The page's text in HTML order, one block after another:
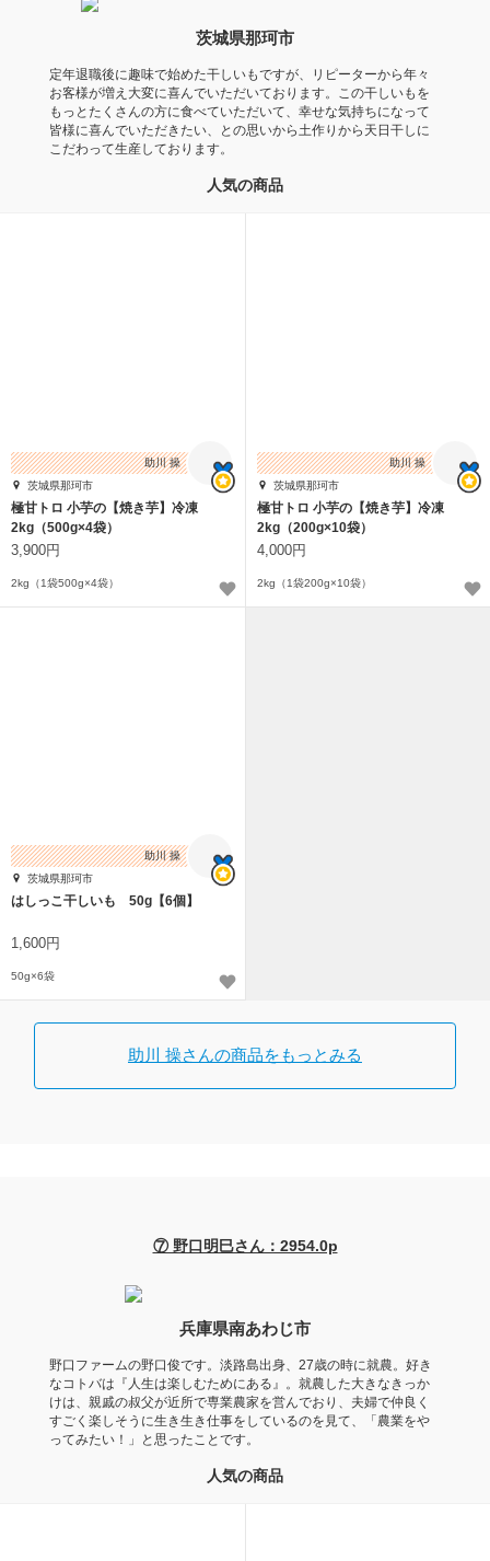
茨城県那珂市
定年退職後に趣味で始めた干しいもですが、リピーターから年々
お客様が増え大変に喜んでいただいております。この干しいもを
もっとたくさんの方に食べていただいて、幸せな気持ちになって
皆様に喜んでいただきたい、との思いから土作りから天日干しに
こだわって生産しております。
人気の商品
助川 操
茨城県那珂市
極甘トロ 小芋の【焼き芋】冷凍
2kg（500g×4袋）
3,900円
2kg（1袋500g×4袋）
助川 操
茨城県那珂市
極甘トロ 小芋の【焼き芋】冷凍
2kg（200g×10袋）
4,000円
2kg（1袋200g×10袋）
助川 操
茨城県那珂市
はしっこ干しいも 50g【6個】
1,600円
50g×6袋
助川 操さんの商品をもっとみる
⑦ 野口明巳さん：2954.0p
兵庫県南あわじ市
野口ファームの野口俊です。淡路島出身、27歳の時に就農。好き
なコトバは『人生は楽しむためにある』。就農した大きなきっか
けは、親戚の叔父が近所で専業農家を営んでおり、夫婦で仲良く
すごく楽しそうに生き生き仕事をしているのを見て、「農業をや
ってみたい！」と思ったことです。
人気の商品